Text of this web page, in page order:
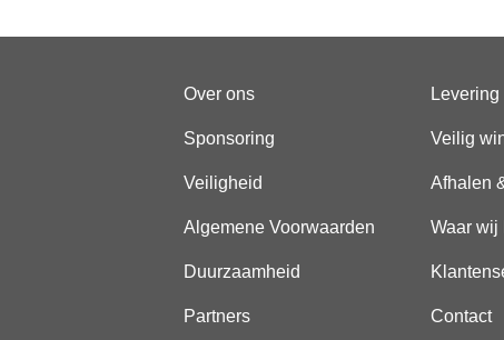
Over ons
Sponsoring
Veiligheid
Algemene Voorwaarden
Duurzaamheid
Partners
Levering
Veilig
Afhalen
Waar wij
Contact